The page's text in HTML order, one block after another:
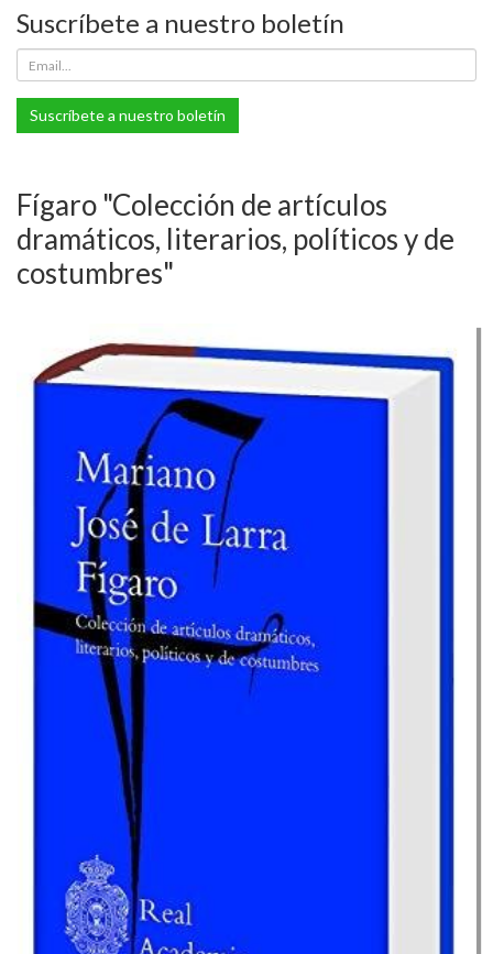
Suscríbete a nuestro boletín
Suscríbete a nuestro boletín
Fígaro "Colección de artículos
dramáticos, literarios, políticos y de
costumbres"